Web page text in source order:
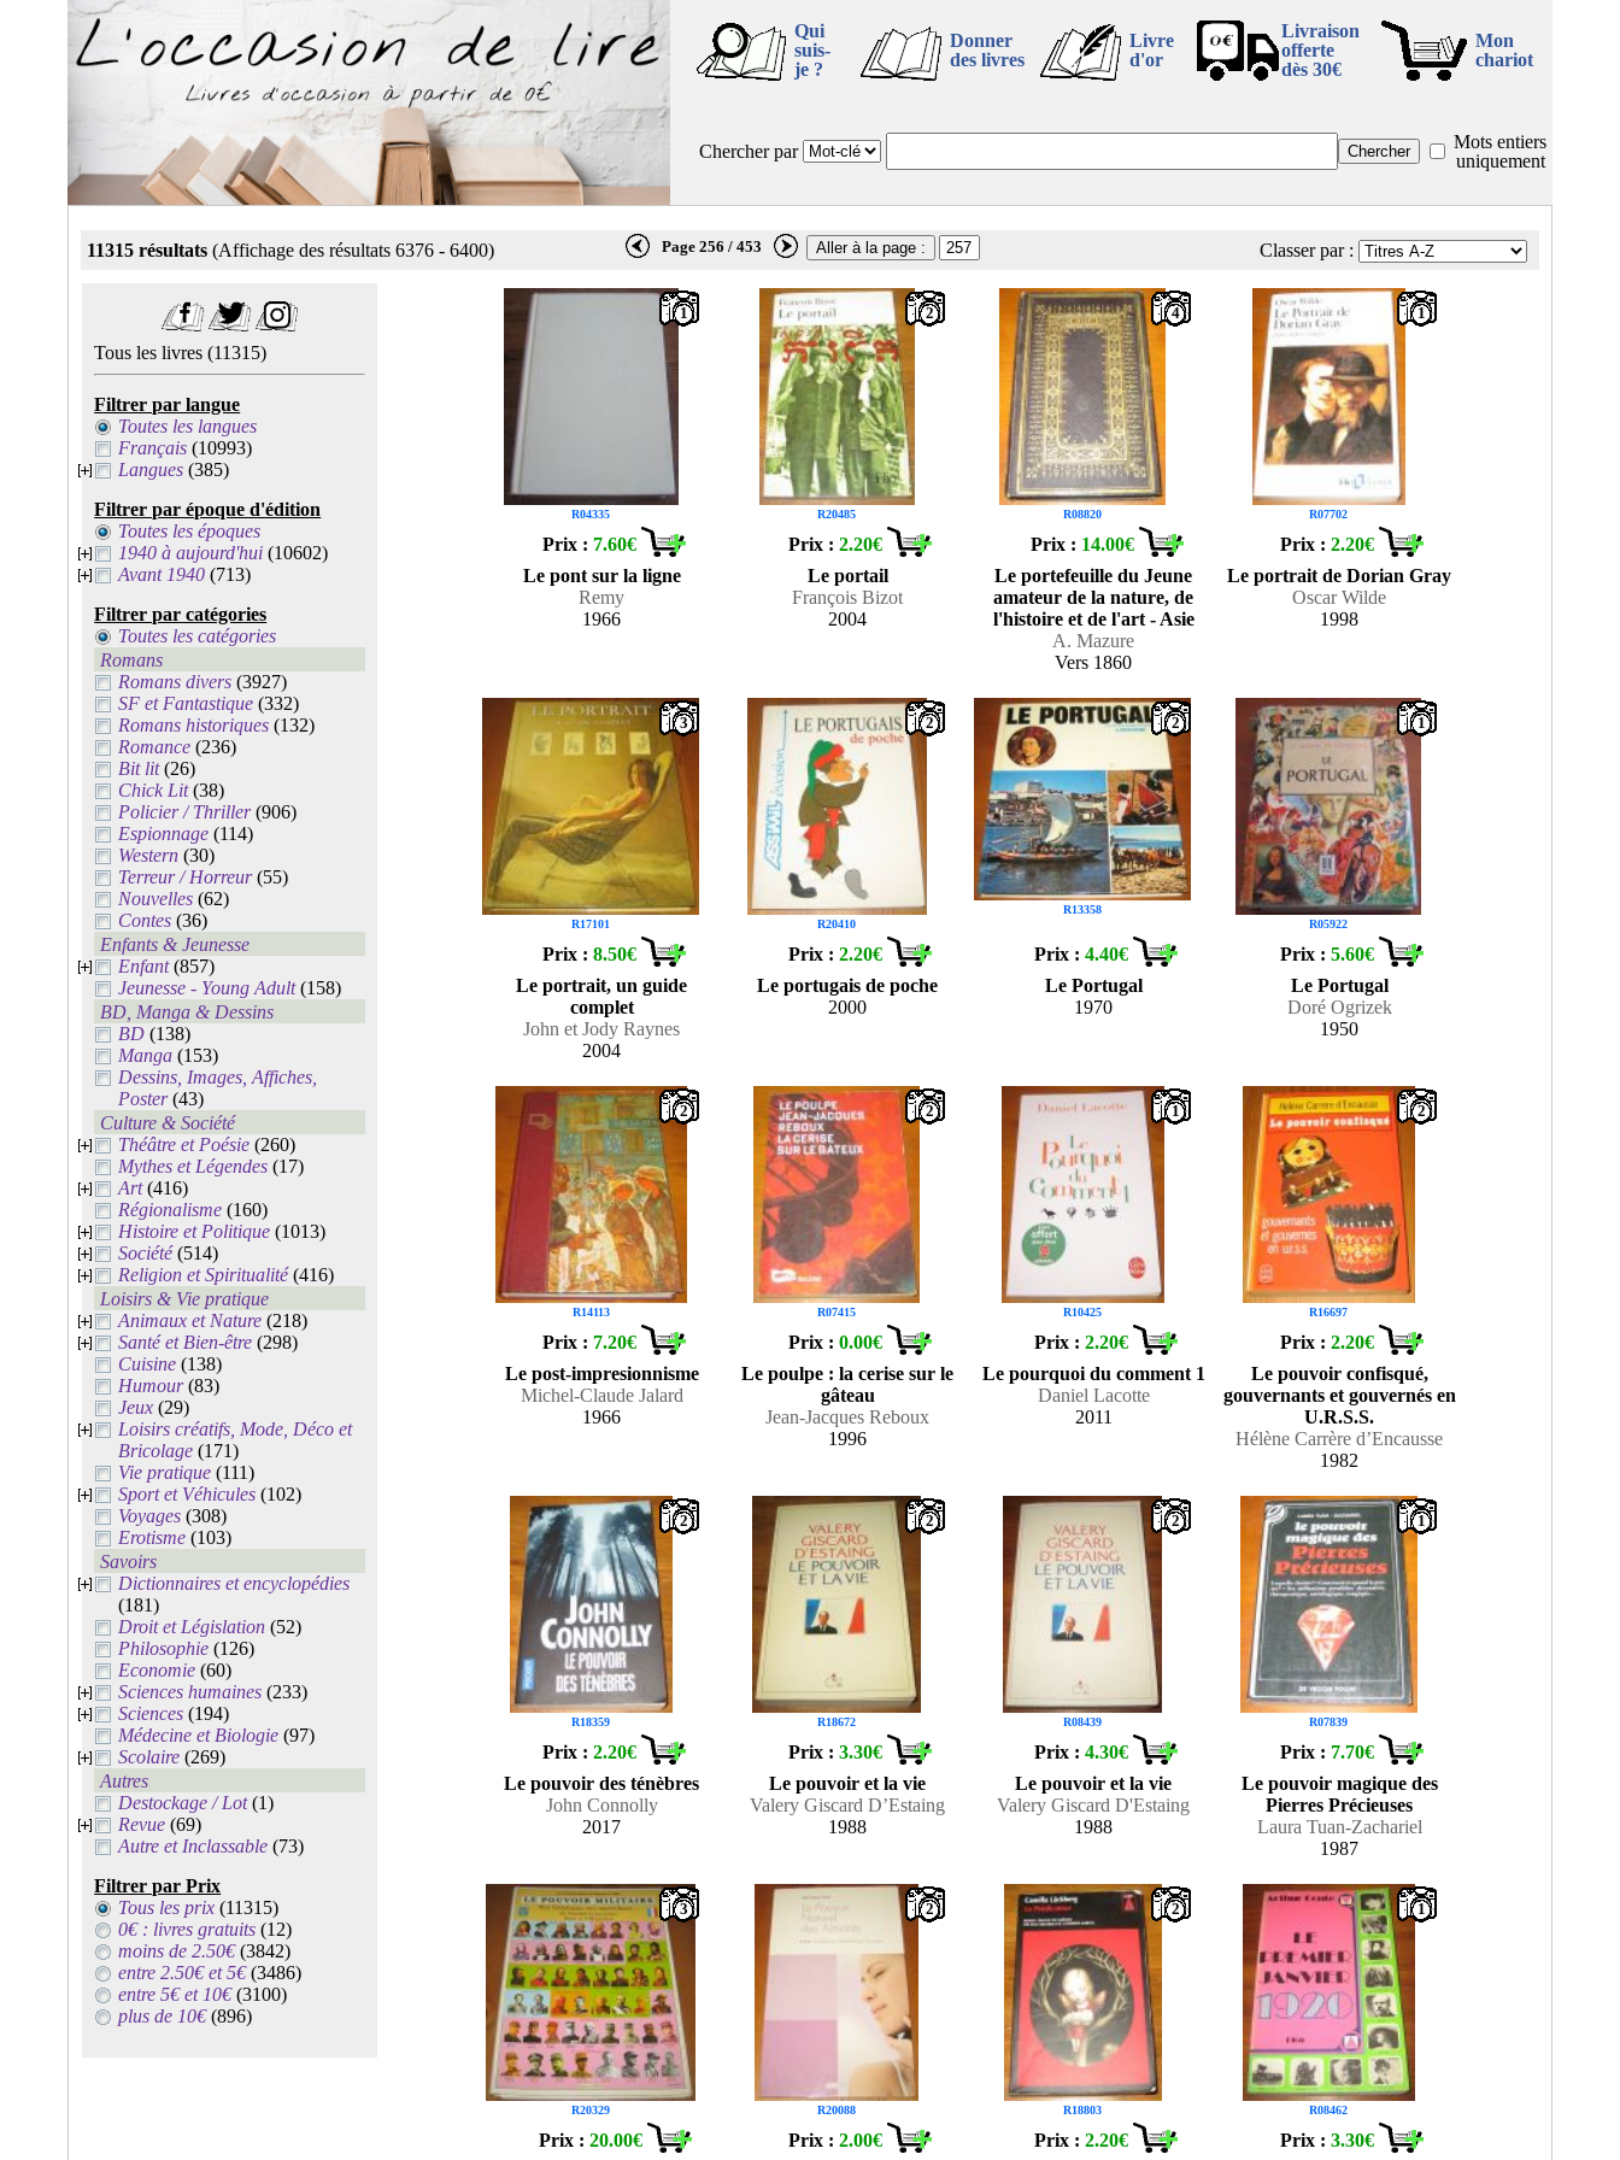
Qui
suis-
je ?
Donner
des livres
Livre
d'or
Livraison
offerte
dès 30€
Mon
chariot
Chercher par
Mots entiers
uniquement
11315 résultats (Affichage des résultats 6376 - 6400) Page 256 / 453 Classer par :
Tous les livres(11315)
Filtrer par langue
Toutes les langues
Français (10993)
Langues (385)
Filtrer par époque d'édition
Toutes les époques
1940 à aujourd'hui (10602)
Avant 1940 (713)
Filtrer par catégories
Toutes les catégories
Romans
Romans divers (3927)
SF et Fantastique (332)
Romans historiques (132)
Romance (236)
Bit lit(26)
Chick Lit(38)
Policier / Thriller(906)
Espionnage (114)
Western (30)
Terreur / Horreur(55)
Nouvelles (62)
Contes (36)
Enfants & Jeunesse
Enfant(857)
Jeunesse - Young Adult(158)
BD, Manga & Dessins
BD (138)
Manga (153)
Dessins, Images, Affiches,
Poster(43)
Culture & Société
Théâtre et Poésie (260)
Mythes et Légendes (17)
Art(416)
Régionalisme (160)
Histoire et Politique (1013)
Société(514)
Religion et Spiritualité(416)
Loisirs & Vie pratique
Animaux et Nature (218)
Santé et Bien-être (298)
Cuisine (138)
Humour(83)
Jeux (29)
Loisirs créatifs, Mode, Déco et
Bricolage (171)
Vie pratique (111)
Sport et Véhicules (102)
Voyages (308)
Erotisme (103)
Savoirs
Dictionnaires et encyclopédies
(181)
Droit et Législation (52)
Philosophie (126)
Economie (60)
Sciences humaines (233)
Sciences (194)
Médecine et Biologie (97)
Scolaire (269)
Autres
Destockage / Lot(1)
Revue (69)
Autre et Inclassable (73)
Filtrer par Prix
Tous les prix(11315)
0€ : livres gratuits (12)
moins de 2.50€(3842)
entre 2.50€ et 5€(3486)
entre 5€ et 10€(3100)
plus de 10€(896)
R04335
1
Prix : 7.60€
Le pont sur la ligne
Remy
1966
R20485
2
Prix :2.20€
Le portail
François Bizot
2004
R08820
4
Prix : 14.00€
Le portefeuille du Jeune
amateur de la nature, de
l'histoire et de l'art - Asie
A. Mazure
Vers 1860
R07702
1
Prix :2.20€
Le portrait de Dorian Gray
Oscar Wilde
1998
R17101
3
Prix :8.50€
Le portrait, un guide
complet
John et Jody Raynes
2004
R20410
2
Prix :2.20€
Le portugais de poche
2000
R13358
2
Prix :4.40€
Le Portugal
1970
R05922
1
Prix :5.60€
Le Portugal
Doré Ogrizek
1950
R14113
2
Prix : 7.20€
Le post-impresionnisme
Michel-Claude Jalard
1966
R07415
2
Prix :0.00€
Le poulpe : la cerise sur le
gâteau
Jean-Jacques Reboux
1996
R10425
1
Prix :2.20€
Le pourquoi du comment 1
Daniel Lacotte
2011
R16697
2
Prix :2.20€
Le pouvoir confisqué,
gouvernants et gouvernés en
U.R.S.S.
Hélène Carrère d’Encausse
1982
R18359
2
Prix :2.20€
Le pouvoir des ténèbres
John Connolly
2017
R18672
2
Prix :3.30€
Le pouvoir et la vie
Valery Giscard D’Estaing
1988
R08439
2
Prix :4.30€
Le pouvoir et la vie
Valery Giscard D'Estaing
1988
R07839
1
Prix : 7.70€
Le pouvoir magique des
Pierres Précieuses
Laura Tuan-Zachariel
1987
R20329
3
Prix :20.00€
R20088
2
Prix :2.00€
R18803
2
Prix :2.20€
R08462
1
Prix :3.30€